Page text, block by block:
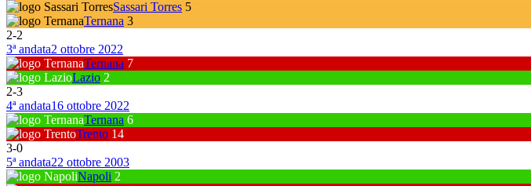
Sassari Torres 5
Ternana 3
2-2
3ª andata2 ottobre 2022
Ternana 7
Lazio 2
2-3
4ª andata16 ottobre 2022
Ternana 6
Trento 14
3-0
5ª andata22 ottobre 2003
Napoli 2